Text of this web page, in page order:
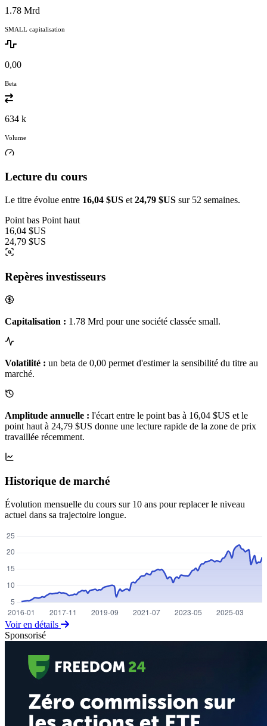
1.78 Mrd
SMALL capitalisation
0,00
Beta
634 k
Volume
Lecture du cours
Le titre évolue entre 16,04 $US et 24,79 $US sur 52 semaines.
Point bas Point haut
16,04 $US
24,79 $US
Repères investisseurs
Capitalisation : 1.78 Mrd pour une société classée small.
Volatilité : un beta de 0,00 permet d'estimer la sensibilité du titre au
marché.
Amplitude annuelle : l'écart entre le point bas à 16,04 $US et le
point haut à 24,79 $US donne une lecture rapide de la zone de prix
travaillée récemment.
Historique de marché
Évolution mensuelle du cours sur 10 ans pour replacer le niveau
actuel dans sa trajectoire longue.
Voir en détails
Sponsorisé